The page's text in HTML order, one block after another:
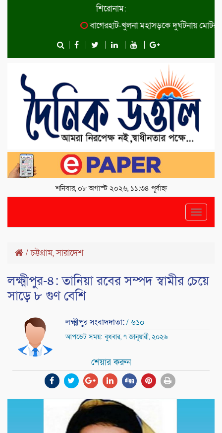
শিরোনাম:
বাগেরহাট-খুলনা মহাসড়কে ‌দুর্ঘটনায়
শনিবার, ০৮ অগাস্ট ২০২৬, ১১:৩৪ পূর্বাহ্ন
Toggle
/চট্টগ্রাম,সারাদেশ
লক্ষ্মীপুর-৪: তানিয়া রবের সম্পদ স্বামীর চেয়ে
সাড়ে ৮ গুণ বেশি
লক্ষ্মীপুর সংবাদদাতা:/ ৬১০
আপডেট সময়: বুধবার, ৭ জানুয়ারী, ২০২৬
শেয়ার করুন